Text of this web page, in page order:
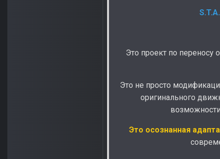
Это проект по
Это не просто
оригинального
Это осознанная